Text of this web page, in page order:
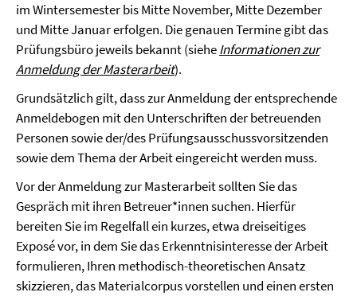
im Wintersemester bis Mitte November, Mitte Dezember
und Mitte Januar erfolgen. Die genauen Termine gibt das
Prüfungsbüro jeweils bekannt (sieheInformationen zur
Anmeldung der Masterarbeit).
Grundsätzlich gilt, dass zur Anmeldung der entsprechende
Anmeldebogen mit den Unterschriften der betreuenden
Personen sowie der/des Prüfungsausschussvorsitzenden
sowie dem Thema der Arbeit eingereicht werden muss.
Vor der Anmeldung zur Masterarbeit sollten Sie das
Gespräch mit ihren Betreuer*innen suchen. Hierfür
bereiten Sie im Regelfall ein kurzes, etwa dreiseitiges
Exposé vor, in dem Sie das Erkenntnisinteresse der Arbeit
formulieren, Ihren methodisch-theoretischen Ansatz
skizzieren, das Materialcorpus vorstellen und einen ersten